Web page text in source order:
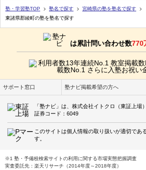
塾・学習塾TOP 塾名で探す
宮崎県の塾を塾名で探す
東諸県郡綾町の塾を塾名で探す
は累計問い合わせ数770
サポート窓口 塾ナビ掲載希望の方へ
「塾ナビ」は、株式会社イトクロ（東証上場
証券コード：6049
このサイトは個人情報の取り扱いが適切であ
す。
※1 塾・予備校検索サイトの利用に関する市場実態把握調査
実査委託先：楽天リサーチ（2014年度～2018年度）